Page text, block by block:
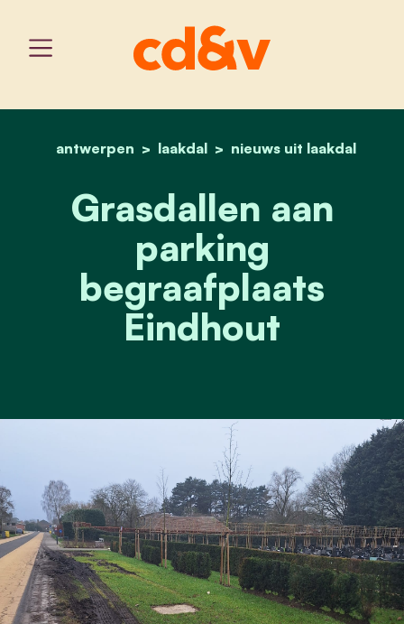
home
antwerpen laakdal nieuws uit laakdal
grasdallen aan parking
Grasdallen aan
parking
begraafplaats
Eindhout